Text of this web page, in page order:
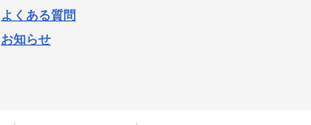
よくある質問
お知らせ